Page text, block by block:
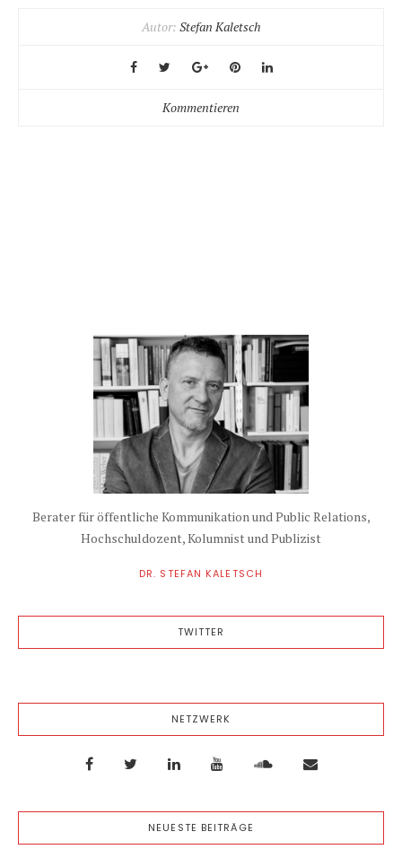
Autor: Stefan Kaletsch
Kommentieren
Berater für öffentliche Kommunikation und Public Relations,
Hochschuldozent, Kolumnist und Publizist
DR. STEFAN KALETSCH
TWITTER
NETZWERK
NEUESTE BEITRÄGE